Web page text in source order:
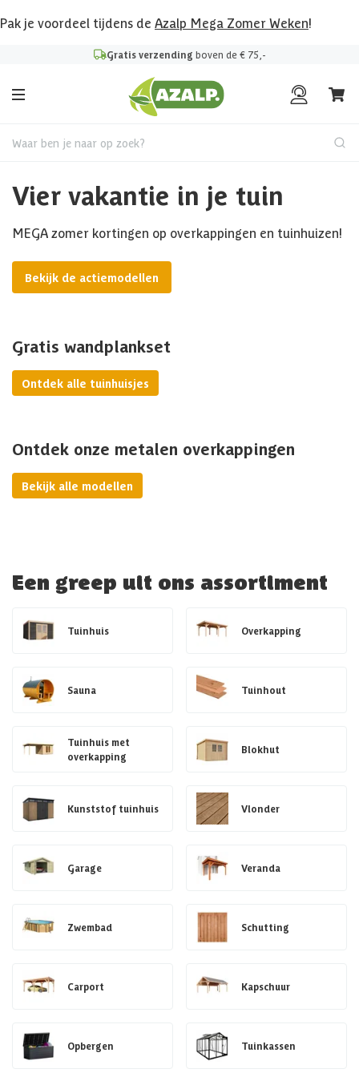
Pak je voordeel tijdens de Azalp Mega Zomer Weken!
Gratis verzending boven de € 75,-
Waar ben je naar op zoek?
Vier vakantie in je tuin
MEGA zomer kortingen op overkappingen en tuinhuizen!
Bekijk de actiemodellen
Gratis wandplankset
Ontdek alle tuinhuisjes
Ontdek onze metalen overkappingen
Bekijk alle modellen
Een greep uit ons assortiment
Tuinhuis Overkapping
Sauna Tuinhout
Tuinhuis met
overkapping
Blokhut
Kunststof tuinhuis Vlonder
Garage Veranda
Zwembad Schutting
Carport Kapschuur
Opbergen Tuinkassen